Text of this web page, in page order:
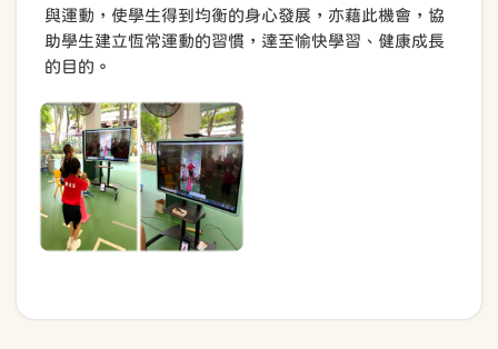
與運動，使學生得到均衡的身心發展，亦藉此機會，協
助學生建立恆常運動的習慣，達至愉快學習、健康成長
的目的。